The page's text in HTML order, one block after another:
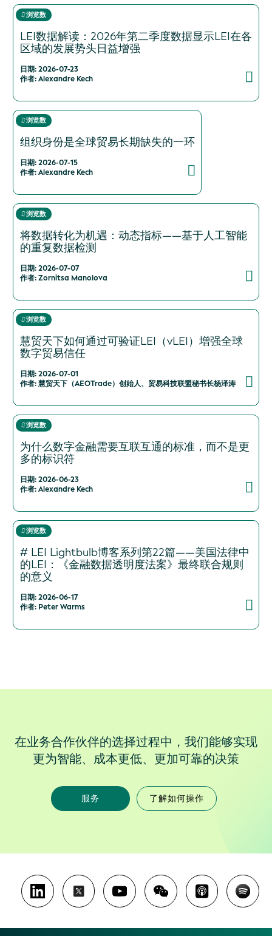
浏览数
LEI数据解读：2026年第二季度数据显示LEI在各
区域的发展势头日益增强
日期: 2026-07-23
作者: Alexandre Kech
浏览数
组织身份是全球贸易长期缺失的一环
日期: 2026-07-15
作者: Alexandre Kech
浏览数
将数据转化为机遇：动态指标——基于人工智能
的重复数据检测
日期: 2026-07-07
作者: Zornitsa Manolova
浏览数
慧贸天下如何通过可验证LEI（vLEI）增强全球
数字贸易信任
日期: 2026-07-01
作者: 慧贸天下（AEOTrade）创始人、贸易科技联盟秘书长杨泽涛
浏览数
为什么数字金融需要互联互通的标准，而不是更
多的标识符
日期: 2026-06-23
作者: Alexandre Kech
浏览数
# LEI Lightbulb博客系列第22篇——美国法律中
的LEI：《金融数据透明度法案》最终联合规则
的意义
日期: 2026-06-17
作者: Peter Warms
在业务合作伙伴的选择过程中，我们能够实现
更为智能、成本更低、更加可靠的决策
服务 了解如何操作